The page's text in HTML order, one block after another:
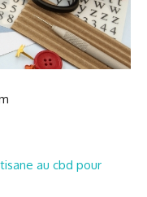
au cbd pour